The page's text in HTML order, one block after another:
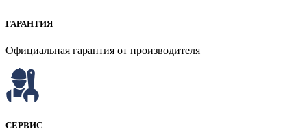
ГАРАНТИЯ
Официальная гарантия от производителя
СЕРВИС